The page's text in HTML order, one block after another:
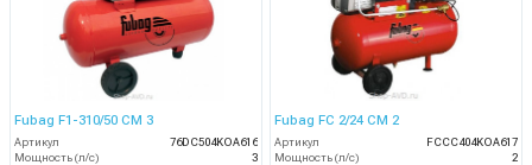
Fubag F1-310/50 CM 3
Артикул
76DC504KOA616
Мощность (л/с)
3
Fubag FC 2/24 CM 2
Артикул
FCCC404KOA617
Мощность (л/с)
2